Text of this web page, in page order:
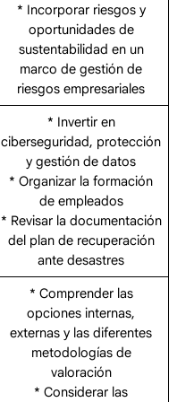
* Incorporar riesgos y
oportunidades de
sustentabilidad en un
marco de gestión de
riesgos empresariales
* Invertir en
ciberseguridad, protección
y gestión de datos
* Organizar la formación
de empleados
* Revisar la documentación
del plan de recuperación
ante desastres
* Comprender las
opciones internas,
externas y las diferentes
metodologías de
valoración
* Considerar las